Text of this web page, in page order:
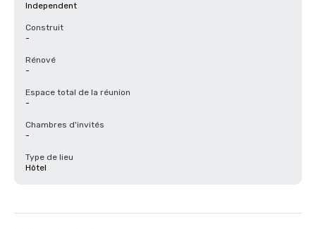
Independent
Construit
-
Rénové
-
Espace total de la réunion
-
Chambres d'invités
-
Type de lieu
Hôtel